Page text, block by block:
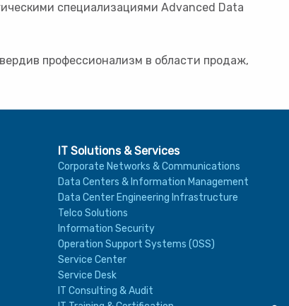
специализациями Advanced Data
профессионализм в области продаж,
IT Solutions & Services
Corporate Networks & Communications
Data Centers & Information Management
Data Center Engineering Infrastructure
Telco Solutions
Information Security
Operation Support Systems (OSS)
Service Center
Service Desk
IT Consulting & Audit